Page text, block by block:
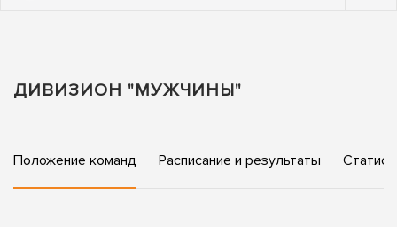
ДИВИЗИОН "МУЖЧИНЫ"
Положение команд Расписание и результаты